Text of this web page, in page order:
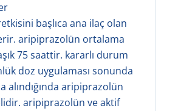
başlıca ana ilaç olan
aripiprazolün ortalama
75 saattir. kararlı durum
doz uygulaması sonunda
alındığında aripiprazolün
aripiprazolün ve aktif